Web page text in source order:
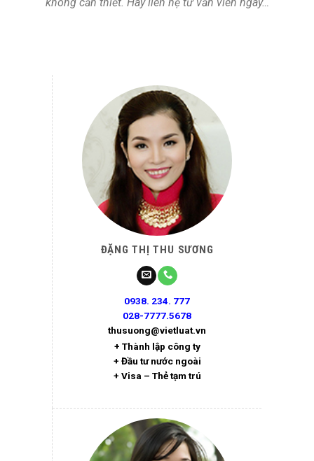
ĐẶNG THỊ THU SƯƠNG
0938. 234. 777
028-7777.5678
thusuong@vietluat.vn
+ Thành lập công ty
+ Đầu tư nước ngoài
+ Visa – Thẻ tạm trú